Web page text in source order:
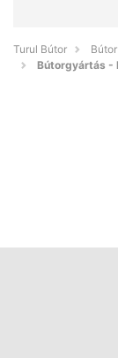
Turul Bútor
Bútorgyártás -